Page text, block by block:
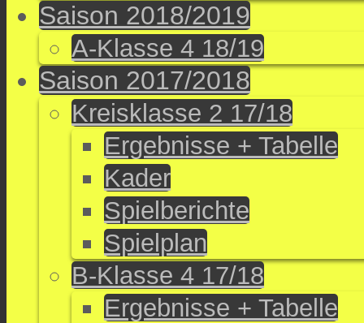
Saison 2018/2019
A-Klasse 4 18/19
Saison 2017/2018
Kreisklasse 2 17/18
Ergebnisse + Tabelle
Kader
Spielberichte
Spielplan
B-Klasse 4 17/18
Ergebnisse + Tabelle